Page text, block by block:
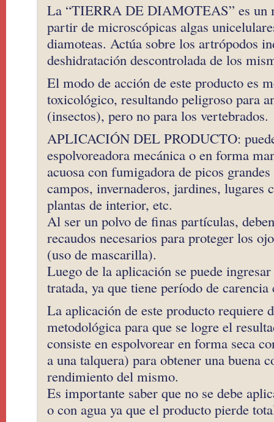
La “TIERRA DE DIAMOTEAS” es un
partir de microscópicas algas
diamoteas. Actúa sobre los artrópodos
deshidratación descontrolada de los
El modo de acción de este producto es
toxicológico, resultando peligroso para
(insectos), pero no para los vertebrados.
APLICACIÓN DEL PRODUCTO:
espolvoreadora mecánica o en forma
acuosa con fumigadora de picos
campos, invernaderos, jardines, lugares
plantas de interior, etc.
Al ser un polvo de finas partículas,
recaudos necesarios para proteger los
(uso de mascarilla).
Luego de la aplicación se puede
tratada, ya que tiene período de carencia
La aplicación de este producto requiere
metodológica para que se logre el
consiste en espolvorear en forma seca
a una talquera) para obtener una buena
rendimiento del mismo.
Es importante saber que no se debe
o con agua ya que el producto pierde